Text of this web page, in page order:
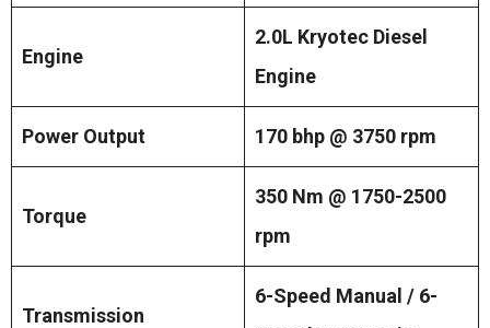
Engine
2.0L Kryotec Diesel
Engine
Power Output 170 bhp @ 3750 rpm
Torque
350 Nm @ 1750-2500
rpm
Transmission
6-Speed Manual / 6-